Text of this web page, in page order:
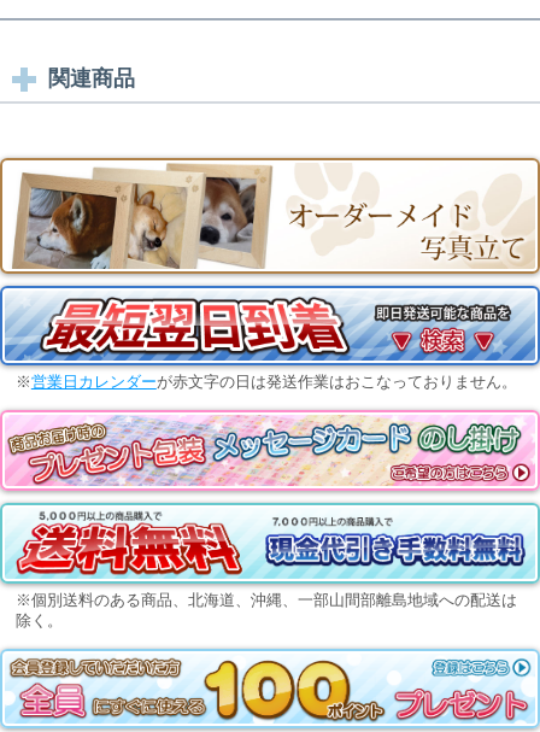
関連商品
※営業日カレンダーが赤文字の日は発送作業はおこなっておりません。
※個別送料のある商品、北海道、沖縄、一部山間部離島地域への配送は
除く。